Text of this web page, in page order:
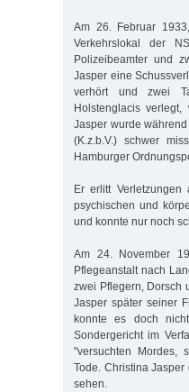
Am 26. Februar
Verkehrslokal der
Polizeibeamter und
Jasper eine
verhört und zwei
Holstenglacis
Jasper wurde
(K.z.b.V.) schwer
Hamburger
Er erlitt
psychischen und
und konnte nur noch
Am 24. November
Pflegeanstalt nach
zwei Pflegern, Dorsch
Jasper später seiner
konnte es doch
Sondergericht im
"versuchten Mordes,
Tode. Christina
sehen.